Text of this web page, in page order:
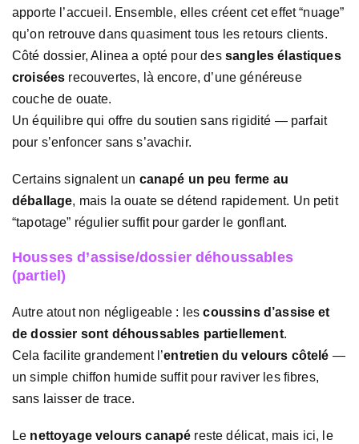
apporte l’accueil. Ensemble, elles créent cet effet “nuage”
qu’on retrouve dans quasiment tous les retours clients.
Côté dossier, Alinea a opté pour des sangles élastiques
croisées recouvertes, là encore, d’une généreuse
couche de ouate.
Un équilibre qui offre du soutien sans rigidité — parfait
pour s’enfoncer sans s’avachir.
Certains signalent un canapé un peu ferme au
déballage, mais la ouate se détend rapidement. Un petit
“tapotage” régulier suffit pour garder le gonflant.
Housses d’assise/dossier déhoussables
(partiel)
Autre atout non négligeable : lescoussins d’assise et
de dossier sont déhoussables partiellement.
Cela facilite grandement l’entretien du velours côtelé —
un simple chiffon humide suffit pour raviver les fibres,
sans laisser de trace.
Le nettoyage velours canapé reste délicat, mais ici, le